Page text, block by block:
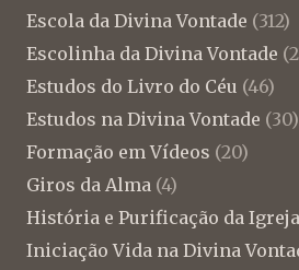
Escola da Divina Vontade (312)
Escolinha da Divina Vontade
Estudos do Livro do Céu (46)
Estudos na Divina Vontade (30)
Formação em Vídeos (20)
Giros da Alma (4)
História e Purificação da Igreja
Iniciação Vida na Divina